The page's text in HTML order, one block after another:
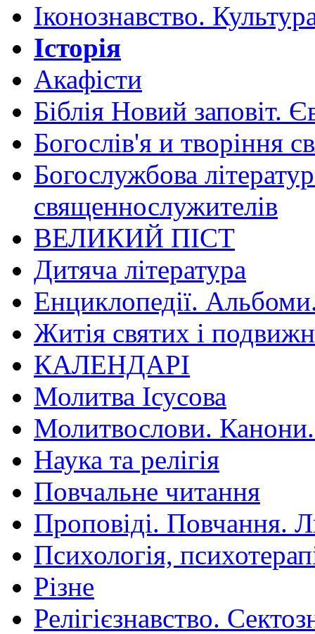
Іконознавство.
Історія
Акафісти
Біблія Новий заповіт.
Богослів'я и творіння
Богослужбова
священнослужителів
ВЕЛИКИЙ ПІСТ
Дитяча література
Енциклопедії.
Житія святих і
КАЛЕНДАРІ
Молитва Ісусова
Молитвослови.
Наука та релігія
Повчальне читання
Проповіді. Повчання.
Психологія,
Різне
Релігієзнавство.